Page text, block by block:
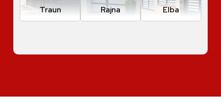
Traun Rajna Elba